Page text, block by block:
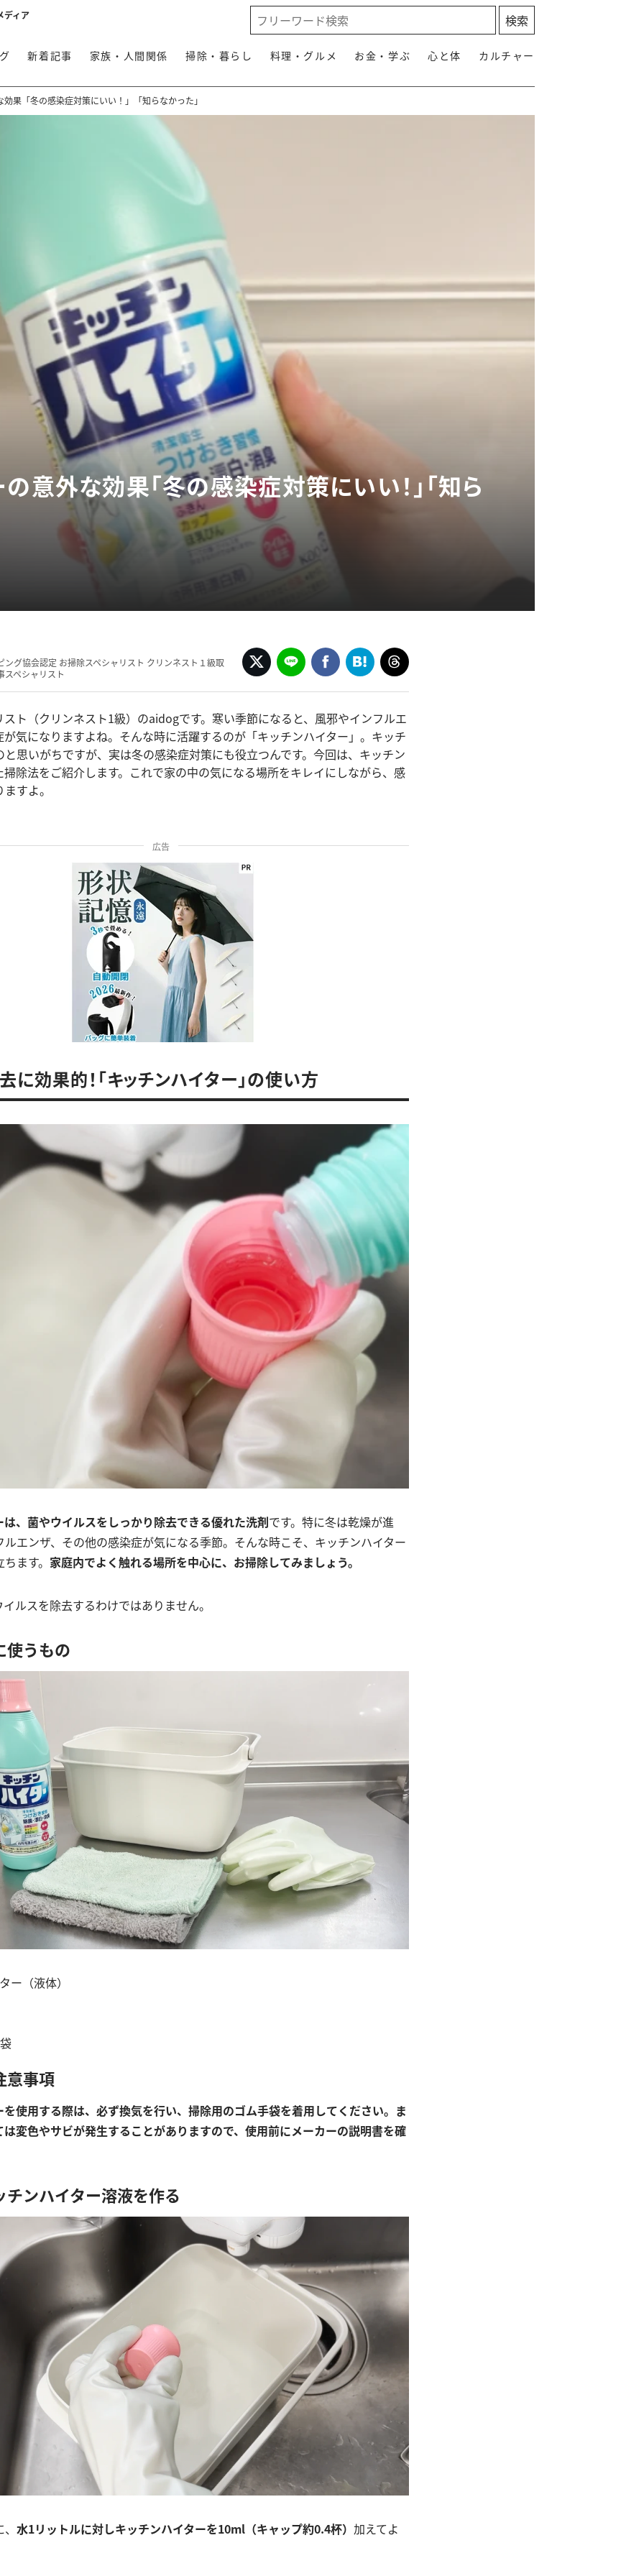
ディア
新着記事 家族・人間関係 掃除・暮らし 料理・グルメ お金・学ぶ 心と体 カルチャー
果「冬の感染症対策にいい！」「知らなかった」
意外な効果「冬の感染症対策にいい！」「知ら
ング協会認定 お掃除スペシャリスト クリンネスト１級取
スペシャリスト
ト（クリンネスト1級）のaidogです。寒い季節になると、風邪やインフルエ
気になりますよね。そんな時に活躍するのが「キッチンハイター」。キッチ
思いがちですが、実は冬の感染症対策にも役立つんです。今回は、キッチン
除法をご紹介します。これで家の中の気になる場所をキレイにしながら、感
すよ。
広告
に効果的！「キッチンハイター」の使い方
、菌やウイルスをしっかり除去できる優れた洗剤です。特に冬は乾燥が進
エンザ、その他の感染症が気になる季節。そんな時こそ、キッチンハイター
ます。 家庭内でよく触れる場所を中心に、お掃除してみましょう。
ルスを除去するわけではありません。
使うもの
ー（液体）
意事項
使用する際は、必ず換気を行い、掃除用のゴム手袋を着用してください。ま
変色やサビが発生することがありますので、使用前にメーカーの説明書を確
ンハイター溶液を作る
水1リットルに対しキッチンハイターを10ml（キャップ約0.4杯） 加えてよ